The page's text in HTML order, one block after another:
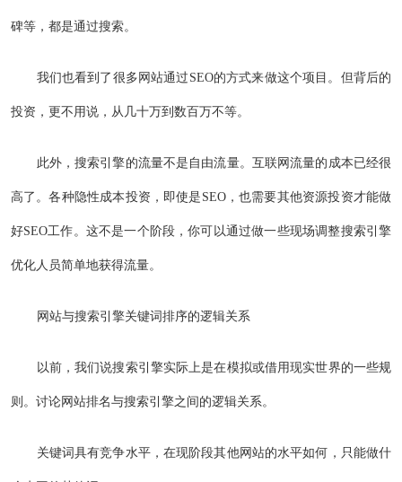
碑等，都是通过搜索。
我们也看到了很多网站通过SEO的方式来做这个项目。但背后的
投资，更不用说，从几十万到数百万不等。
此外，搜索引擎的流量不是自由流量。互联网流量的成本已经很
高了。各种隐性成本投资，即使是SEO，也需要其他资源投资才能做
好SEO工作。这不是一个阶段，你可以通过做一些现场调整搜索引擎
优化人员简单地获得流量。
网站与搜索引擎关键词排序的逻辑关系
以前，我们说搜索引擎实际上是在模拟或借用现实世界的一些规
则。讨论网站排名与搜索引擎之间的逻辑关系。
关键词具有竞争水平，在现阶段其他网站的水平如何，只能做什